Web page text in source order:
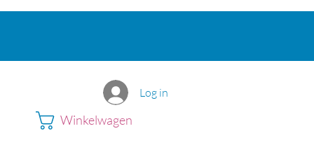
Log in
Winkelwagen